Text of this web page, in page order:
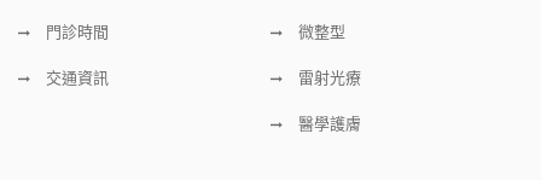
門診時間 微整型
交通資訊 雷射光療
醫學護膚